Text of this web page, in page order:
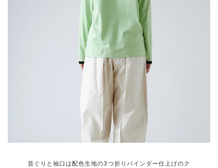
首ぐりと袖口は配色生地の3つ折りバインダー仕上げのク